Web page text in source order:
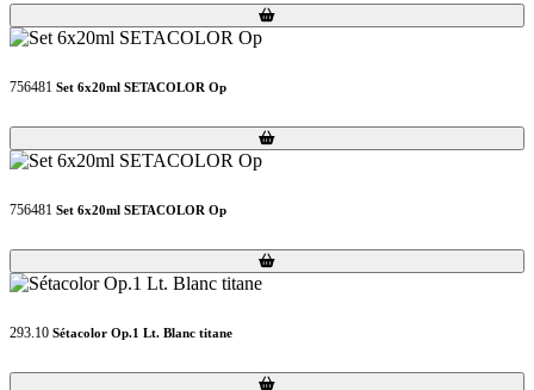
Loading...
Loading...
756481 Set 6x20ml SETACOLOR Op
Loading...
Loading...
756481 Set 6x20ml SETACOLOR Op
Loading...
Loading...
293.10 Sétacolor Op.1 Lt. Blanc titane
Loading...
Loading...